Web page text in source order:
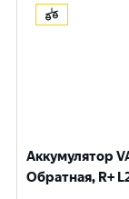
Аккумулятор
Обратная, R+